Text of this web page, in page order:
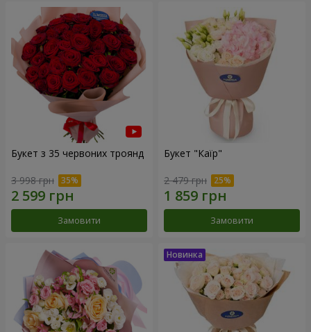
Букет з 35 червоних троянд
3 998 грн
Замовити
Букет "Каїр"
2 479 грн
Замовити